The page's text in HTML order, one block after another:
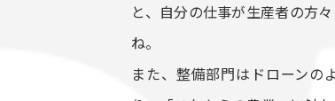
と、自分の仕事が生産者の方
ね。
また、整備部門はドローンの